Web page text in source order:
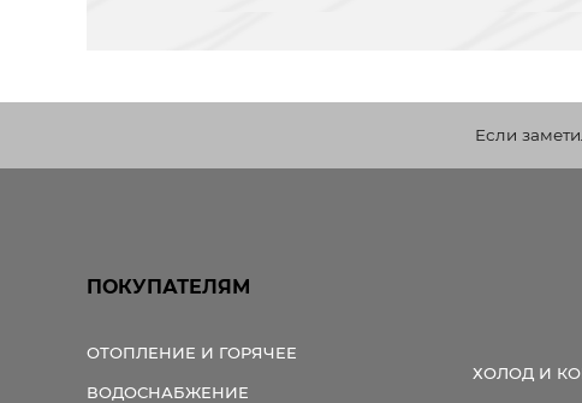
Если
ПОКУПАТЕЛЯМ
ОТОПЛЕНИЕ И ГОРЯЧЕЕ
ВОДОСНАБЖЕНИЕ
ХОЛОД И